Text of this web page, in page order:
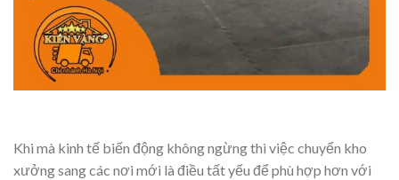
Khi mà kinh tế biến động không ngừng thì việc chuyển kho
xưởng sang các nơi mới là điều tất yếu để phù hợp hơn với